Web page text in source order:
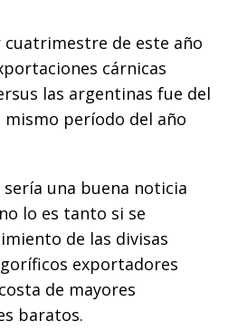
cuatrimestre de este año
cárnicas
las argentinas fue del
mismo período del año
una buena noticia
lo es tanto si se
de las divisas
exportadores
de mayores
baratos.